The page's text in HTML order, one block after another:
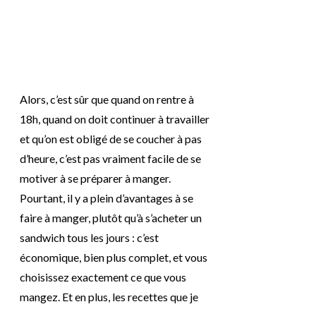
Alors, c’est sûr que quand on rentre à
18h, quand on doit continuer à travailler
et qu’on est obligé de se coucher à pas
d’heure, c’est pas vraiment facile de se
motiver à se préparer à manger.
Pourtant, il y a plein d’avantages à se
faire à manger, plutôt qu’à s’acheter un
sandwich tous les jours : c’est
économique, bien plus complet, et vous
choisissez exactement ce que vous
mangez. Et en plus, les recettes que je